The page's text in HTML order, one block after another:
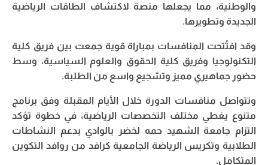
والوطنية، مما يجعلها منصة لاكتشاف الطاقات الرياضية
الجديدة وتطويرها.
وقد افتُتحت المنافسات بمباراة قوية جمعت بين فريق كلية
التكنولوجيا وفريق كلية الحقوق والعلوم السياسية، وسط
حضور جماهيري مميز وتشجيع واسع من الطلبة.
وتتواصل منافسات الدورة خلال الأيام المقبلة وفق برنامج
متنوع يغطي مختلف التخصصات الرياضية، في خطوة تؤكد
التزام جامعة الشهيد حمه لخضر بالوادي بدعم النشاطات
الطلابية وتكريس الرياضة الجامعية كرافد من روافد التكوين
المتكامل.